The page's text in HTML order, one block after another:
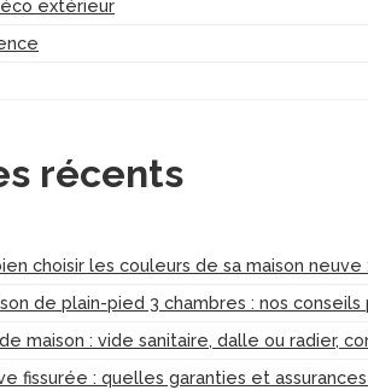
extérieur
récents
choisir les couleurs de sa maison
de plain-pied 3 chambres : nos
maison : vide sanitaire, dalle ou radier,
fissurée : quelles garanties et